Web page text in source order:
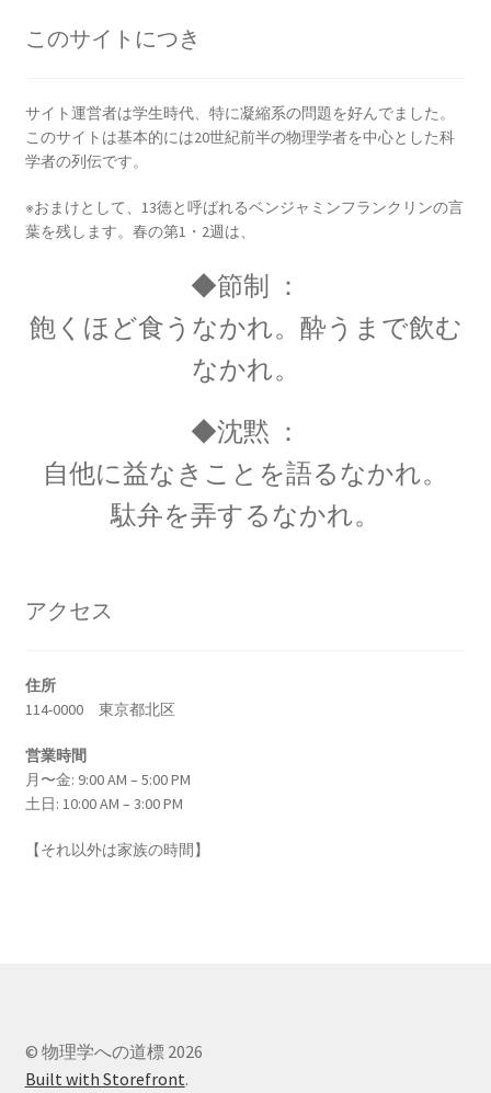
アンリ・ポアンカレ
【数学・物理学・天文学で独自の領
アーサー・コンプトン
【ガンマ線の散乱・吸収を研究｜粒子の波動性
と粒子性を研究】
アーネスト・ラザフォード
【原子模型を提唱した原子物理学の父】
イギリス関係の人々
このサイトにつき
サイト運営者は学生時代、特に凝縮系の問題を好んでました。
このサイトは基本的には20世紀前半の物理学者を中心とした科
学者の列伝です。
※おまけとして、13徳と呼ばれるベンジャミンフランクリンの言
葉を残します。春の第1・2週は、
◆節制 ：
飽くほど食うなかれ。酔うまで飲む
なかれ。
◆沈黙 ：
自他に益なきことを語るなかれ。
駄弁を弄するなかれ。
アクセス
住所
114-0000 東京都北区
営業時間
月〜金: 9:00 AM – 5:00 PM
土日: 10:00 AM – 3:00 PM
【それ以外は家族の時間】
© 物理学への道標 2026
Built with Storefront.